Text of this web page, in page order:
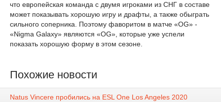
что европейская команда с двумя игроками из СНГ в составе
может показывать хорошую игру и драфты, а также обыграть
сильного соперника. Поэтому фаворитом в матче «OG» -
«Nigma Galaxy» являются «OG», которые уже успели
показать хорошую форму в этом сезоне.
Похожие новости
Natus Vincere пробились на ESL One Los Angeles 2020